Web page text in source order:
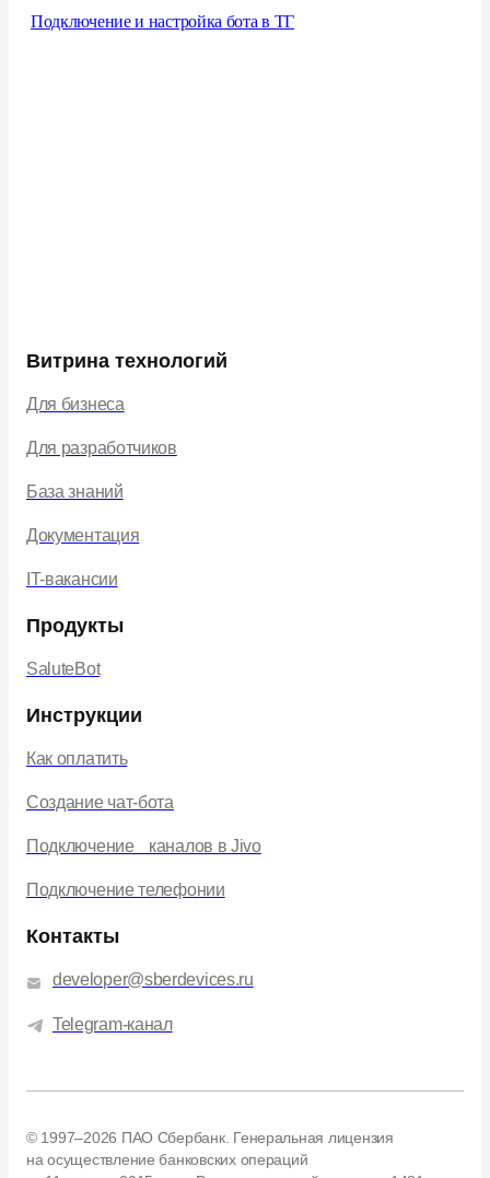
Подключение и настройка бота в ТГ
Витрина технологий
Для бизнеса
Для разработчиков
База знаний
Документация
IT-вакансии
Продукты
SaluteBot
Инструкции
Как оплатить
Создание чат-бота
Подключение каналов в Jivo
Подключение телефонии
Контакты
developer@sberdevices.ru
Telegram-канал
© 1997–2026 ПАО Сбербанк. Генеральная лицензия
на осуществление банковских операций